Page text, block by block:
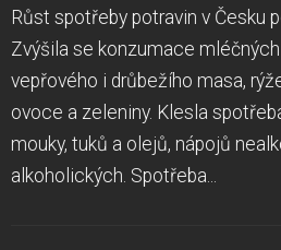
Růst spotřeby potravin v Česku
Zvýšila se konzumace
vepřového i drůbežího masa,
ovoce a zeleniny. Klesla
mouky, tuků a olejů, nápojů
alkoholických. Spotřeba...